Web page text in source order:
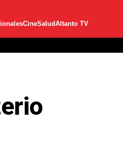
CineSaludAltanto TV